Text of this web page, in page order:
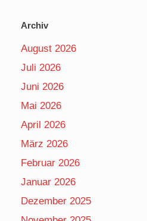
Archiv
August 2026
Juli 2026
Juni 2026
Mai 2026
April 2026
März 2026
Februar 2026
Januar 2026
Dezember 2025